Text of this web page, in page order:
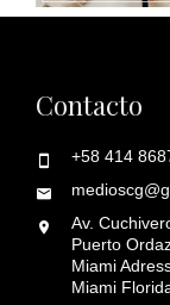
Contacto
+58 414
Av.
Puerto
Miami
Miami